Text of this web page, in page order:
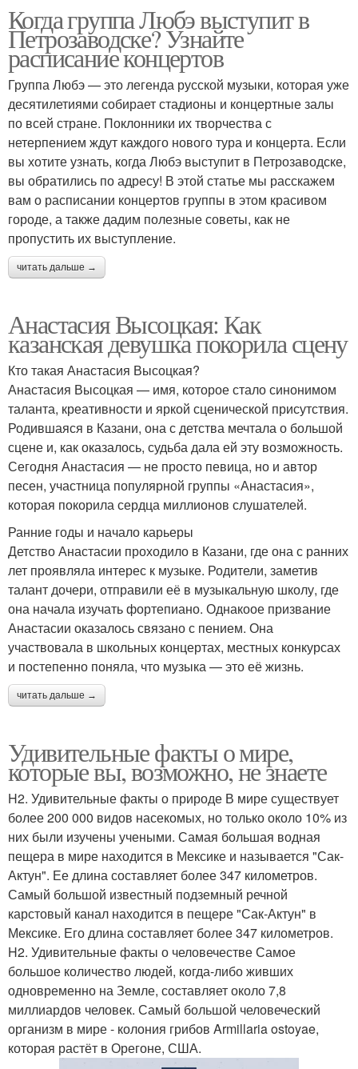
Когда группа Любэ выступит в
Петрозаводске? Узнайте
расписание концертов
Группа Любэ — это легенда русской музыки, которая уже
десятилетиями собирает стадионы и концертные залы
по всей стране. Поклонники их творчества с
нетерпением ждут каждого нового тура и концерта. Если
вы хотите узнать, когда Любэ выступит в Петрозаводске,
вы обратились по адресу! В этой статье мы расскажем
вам о расписании концертов группы в этом красивом
городе, а также дадим полезные советы, как не
пропустить их выступление.
читать дальше →
Анастасия Высоцкая: Как
казанская девушка покорила сцену
Кто такая Анастасия Высоцкая?
Анастасия Высоцкая — имя, которое стало синонимом
таланта, креативности и яркой сценической присутствия.
Родившаяся в Казани, она с детства мечтала о большой
сцене и, как оказалось, судьба дала ей эту возможность.
Сегодня Анастасия — не просто певица, но и автор
песен, участница популярной группы «Анастасия»,
которая покорила сердца миллионов слушателей.
Ранние годы и начало карьеры
Детство Анастасии проходило в Казани, где она с ранних
лет проявляла интерес к музыке. Родители, заметив
талант дочери, отправили её в музыкальную школу, где
она начала изучать фортепиано. Однакоое призвание
Анастасии оказалось связано с пением. Она
участвовала в школьных концертах, местных конкурсах
и постепенно поняла, что музыка — это её жизнь.
читать дальше →
Удивительные факты о мире,
которые вы, возможно, не знаете
H2. Удивительные факты о природе В мире существует
более 200 000 видов насекомых, но только около 10% из
них были изучены учеными. Самая большая водная
пещера в мире находится в Мексике и называется "Сак-
Актун". Ее длина составляет более 347 километров.
Самый большой известный подземный речной
карстовый канал находится в пещере "Сак-Актун" в
Мексике. Его длина составляет более 347 километров.
H2. Удивительные факты о человечестве Самое
большое количество людей, когда-либо живших
одновременно на Земле, составляет около 7,8
миллиардов человек. Самый большой человеческий
организм в мире - колония грибов Armillaria ostoyae,
которая растёт в Орегоне, США.